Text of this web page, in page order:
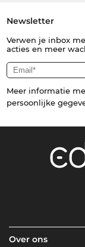
Newsletter
Verwen je inbox
acties en meer
Meer informatie
persoonlijke
Over ons